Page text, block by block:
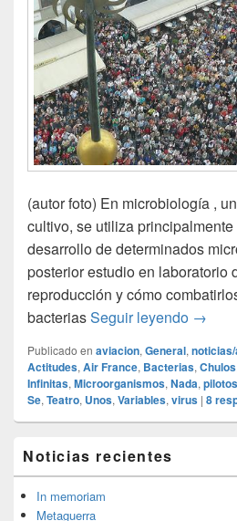
(autor foto) En microbiología ,
cultivo, se utiliza
desarrollo de determinados
posterior estudio en laboratorio
reproducción y cómo
bacteriasSeguir leyendo Caldo
→
Publicado en aviacion, General,
Actitudes, Air France, Bacterias, Chulos
Infinitas, Microorganismos, Nada, pilotos
Se, Teatro, Unos, Variables, virus | 8
área
de
widget
barra
Noticias recientes
In memoriam
Metaguerra